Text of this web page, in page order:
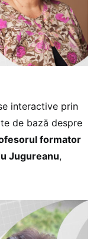
interactive prin
de bază despre
formator
Jugureanu,